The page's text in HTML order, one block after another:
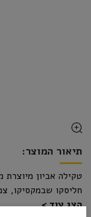
תיאור המוצר:
חליסקו שבמקסיקו,
הנחשקים ביותר
הצג עוד